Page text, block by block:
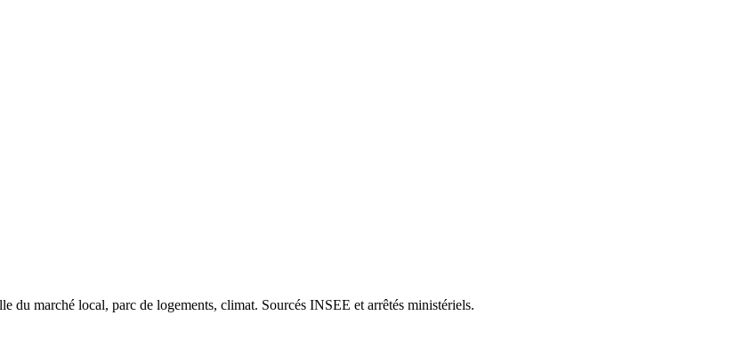
du marché local, parc de logements, climat. Sourcés INSEE et arrêtés ministériels.